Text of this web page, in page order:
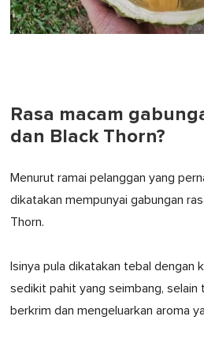
Rasa macam
dan Black Thorn?
Menurut ramai pelanggan yang
dikatakan mempunyai gabungan
Thorn.
Isinya pula dikatakan tebal dengan
sedikit pahit yang seimbang, selain
berkrim dan mengeluarkan aroma